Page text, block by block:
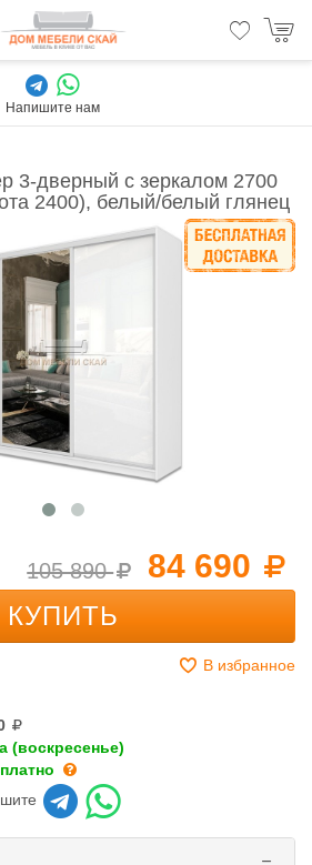
Напишите нам
3-дверный с зеркалом 2700
2400), белый/белый глянец
84 690
105 890
КУПИТЬ
В избранное
(воскресенье)